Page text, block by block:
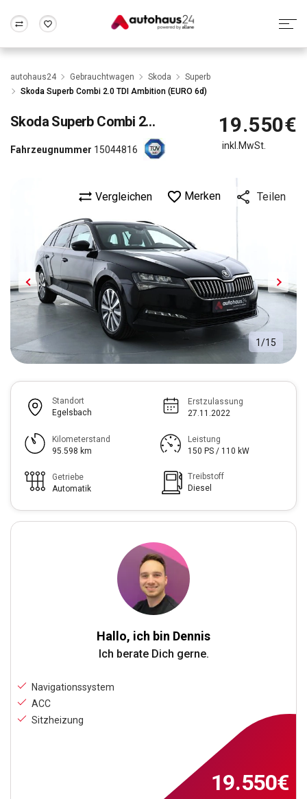
Zum Antrag
Wir bewerten dein Auto
Alle Fragen & Antworten
Rund um die Inzahlungnahme
Frankfurt Wuppertal
autohaus24 Gebrauchtwagen Skoda
Superb
Skoda Superb Combi 2.0 TDI Ambition (EURO 6d)
Skoda Superb Combi 2.0 TDI Ambition (EURO 6d)
Fahrzeugnummer 15044816
Vergleichen Merken Teilen
19.550€
inkl.MwSt.
1 /15
Hallo, ich bin Dennis
Ich berate Dich gerne.
Navigationssystem
ACC
Sitzheizung
19.550€
Standort
Egelsbach
Erstzulassung
27.11.2022
Kilometerstand
95.598 km
Leistung
150 PS / 110 kW
Getriebe
Automatik
Treibstoff
Diesel